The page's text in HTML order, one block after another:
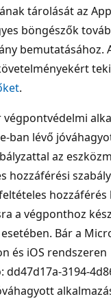
tárolását az
böngészők
bemutatásához.
.
ban lévő
az
hozzáférési
a végponthoz
Bár a
és iOS rendszeren
dd47d17a-3194-